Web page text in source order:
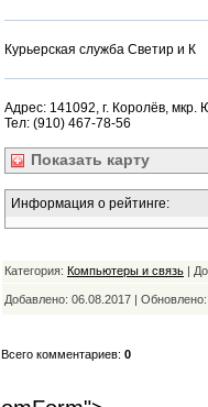
Курьерская служба Светир и К
Адрес: 141092, г. Королёв, мкр.
Тел: (910) 467-78-56
Показать карту
Информация о рейтинге:
Категория: Компьютеры и связь |
Добавлено: 06.08.2017 |
Всего комментариев: 0